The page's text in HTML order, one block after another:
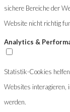
sichere Bereiche der
Website nicht richtig
Analytics &
Statistik-Cookies
Websites interagieren,
werden.